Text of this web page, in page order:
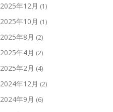
2025年12月 (1)
2025年10月 (1)
2025年8月 (2)
2025年4月 (2)
2025年2月 (4)
2024年12月 (2)
2024年9月 (6)